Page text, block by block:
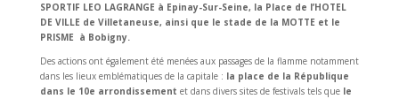
SPORTIF LEO LAGRANGE à Epinay-Sur-Seine, la Place de l’HOTEL
DE VILLE de Villetaneuse, ainsi que le stade de la MOTTE et le
PRISME à Bobigny.
Des actions ont également été menées aux passages de la flamme notamment
dans les lieux emblématiques de la capitale : la place de la République
dans le 10e arrondissement et dans divers sites de festivals tels que le